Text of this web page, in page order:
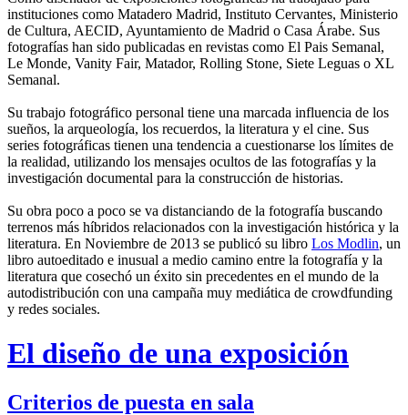
instituciones como Matadero Madrid, Instituto Cervantes, Ministerio
de Cultura, AECID, Ayuntamiento de Madrid o Casa Árabe. Sus
fotografías han sido publicadas en revistas como El Pais Semanal,
Le Monde, Vanity Fair, Matador, Rolling Stone, Siete Leguas o XL
Semanal.
Su trabajo fotográfico personal tiene una marcada influencia de los
sueños, la arqueología, los recuerdos, la literatura y el cine. Sus
series fotográficas tienen una tendencia a cuestionarse los límites de
la realidad, utilizando los mensajes ocultos de las fotografías y la
investigación documental para la construcción de historias.
Su obra poco a poco se va distanciando de la fotografía buscando
terrenos más híbridos relacionados con la investigación histórica y la
literatura. En Noviembre de 2013 se publicó su libro Los Modlin, un
libro autoeditado e inusual a medio camino entre la fotografía y la
literatura que cosechó un éxito sin precedentes en el mundo de la
autodistribución con una campaña muy mediática de crowdfunding
y redes sociales.
El diseño de una exposición
Criterios de puesta en sala